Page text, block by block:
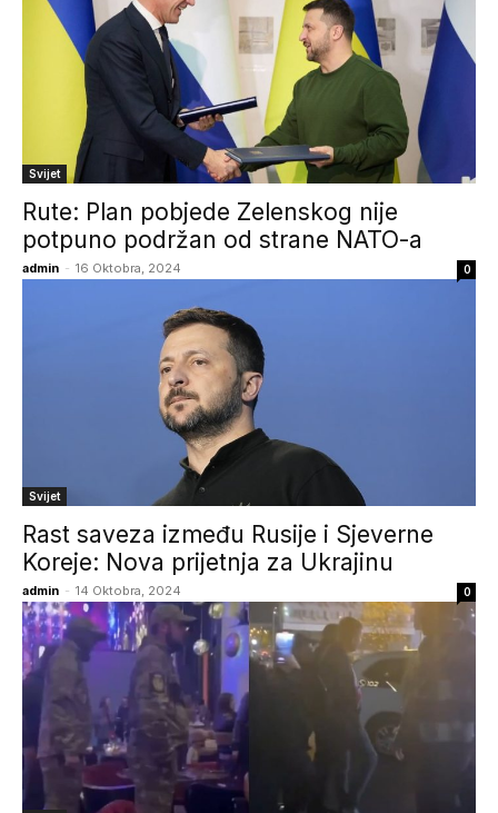
Svijet
Rute: Plan pobjede Zelenskog nije
potpuno podržan od strane NATO-a
admin - 16 Oktobra, 2024 0
Svijet
Rast saveza između Rusije i Sjeverne
Koreje: Nova prijetnja za Ukrajinu
admin - 14 Oktobra, 2024 0